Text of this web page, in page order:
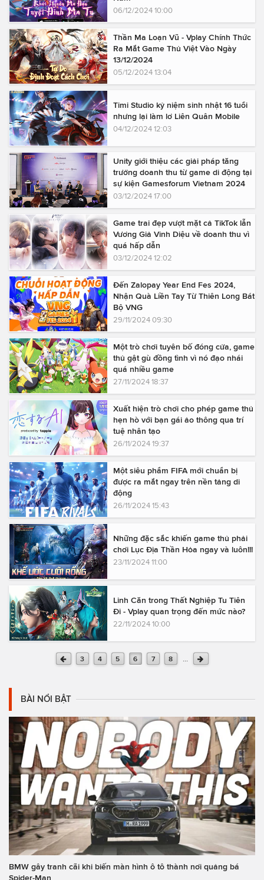
06/12/2024 10:00
Thần Ma Loạn Vũ - Vplay Chính Thức
Ra Mắt Game Thủ Việt Vào Ngày
13/12/2024
05/12/2024 13:04
Timi Studio kỷ niệm sinh nhật 16 tuổi
nhưng lại làm lơ Liên Quân Mobile
04/12/2024 12:03
Unity giới thiệu các giải pháp tăng
trưởng doanh thu từ game di động tại
sự kiện Gamesforum Vietnam 2024
03/12/2024 17:00
Game trai đẹp vượt mặt cả TikTok lẫn
Vương Giả Vinh Diệu về doanh thu vì
quá hấp dẫn
03/12/2024 12:02
Đến Zalopay Year End Fes 2024,
Nhận Quà Liền Tay Từ Thiên Long Bát
Bộ VNG
29/11/2024 09:30
Một trò chơi tuyên bố đóng cửa, game
thủ gật gù đồng tình vì nó đạo nhái
quá nhiều game
27/11/2024 18:37
Xuất hiện trò chơi cho phép game thủ
hẹn hò với bạn gái ảo thông qua trí
tuệ nhân tạo
26/11/2024 19:37
Một siêu phẩm FIFA mới chuẩn bị
được ra mắt ngay trên nền tảng di
động
26/11/2024 15:43
Những đặc sắc khiến game thủ phải
chơi Lục Địa Thần Hỏa ngay và luôn!!!
23/11/2024 11:00
Linh Căn trong Thất Nghiệp Tu Tiên
Đi - Vplay quan trọng đến mức nào?
22/11/2024 10:00
3 4 5 6 7 8
BÀI NỔI BẬT
BMW gây tranh cãi khi biến màn hình ô tô thành nơi quảng bá
Spider-Man